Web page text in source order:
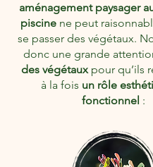
aménagement paysager
piscine ne peut
se passer des végétaux.
donc une grande
des végétaux pour qu’ils
à la fois un rôle
fonctionnel :